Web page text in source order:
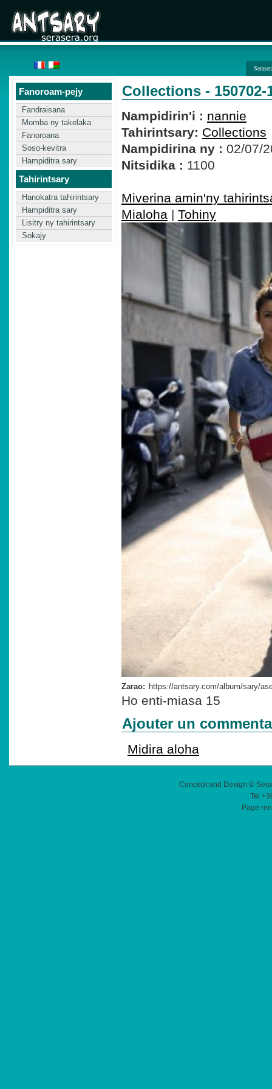
Fanoroam-pejy
Fandraisana
Momba ny takelaka
Fanoroana
Soso-kevitra
Hampiditra sary
Tahirintsary
Hanokatra tahirintsary
Hampiditra sary
Lisitry ny tahirintsary
Sokajy
Collections - 150702-
Nampidirin'i : nannie
Tahirintsary: Collections
Nampidirina ny : 02/07/
Nitsidika : 1100
Miverina amin'ny
Mialoha | Tohiny
Zarao:
Ho enti-miasa 15
Ajouter un
Midira aloha
Concept and Design ©
Tel
Page